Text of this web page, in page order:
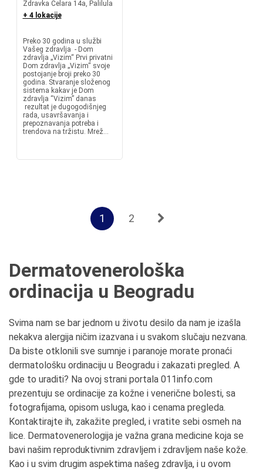
Zdravka Čelara 14a, Palilula
+ 4 lokacije
Preko 30 godina u službi
Vašeg zdravlja - Dom
zdravlja „Vizim“ Prvi privatni
Dom zdravlja „Vizim“ svoje
postojanje broji preko 30
godina. Stvaranje složenog
sistema kakav je Dom
zdravlja “Vizim” danas
rezultat je dugogodišnjeg
rada, usavršavanja i
prepoznavanja potreba i
trendova na tržistu. Mrež...
1 2
Dermatovenerološka
ordinacija u Beogradu
Svima nam se bar jednom u životu desilo da nam je izašla
nekakva alergija ničim izazvana i u svakom slučaju nezvana.
Da biste otklonili sve sumnje i paranoje morate pronaći
dermatološku ordinaciju u Beogradu i zakazati pregled. A
gde to uraditi? Na ovoj strani portala 011info.com
prezentuju se ordinacije za kožne i venerične bolesti, sa
fotografijama, opisom usluga, kao i cenama pregleda.
Kontaktirajte ih, zakažite pregled, i vratite sebi osmeh na
lice. Dermatovenerologija je važna grana medicine koja se
bavi našim reproduktivnim zdravljem i zdravljem naše kože.
Kao i u svim drugim aspektima našeg zdravlja, i u ovom